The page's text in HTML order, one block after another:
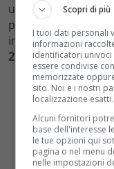
un tema caldo
potesse essere
intanto si prepara
2018 .
Scopri di più
I tuoi dati personali
informazioni
identificatori
essere condivise
memorizzate
sito. Noi e i nostri
localizzazione esatti.
Alcuni fornitori
base dell'interesse
le tue opzioni qui
pagina o nel menu
nelle impostazioni